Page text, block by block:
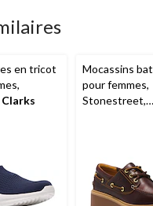
en tricot
Clarks
Mocassins
pour femmes,
Stonestreet,